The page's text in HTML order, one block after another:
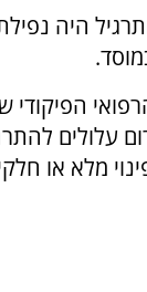
היה
הפיקודי
עלולים
מלא או